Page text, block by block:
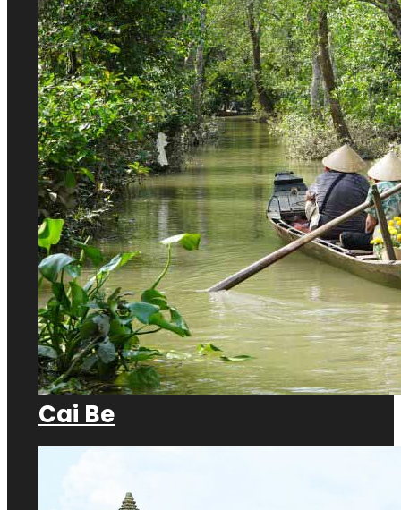
Cai Be